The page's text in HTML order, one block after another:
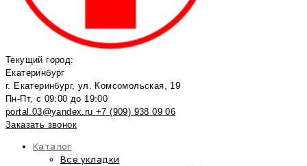
Текущий город:
Екатеринбург
г. Екатеринбург, ул. Комсомольская, 19
Пн-Пт, с 09:00 до 19:00
portal.03@yandex.ru +7 (909) 938 09 06
Заказать звонок
Каталог
Все укладки